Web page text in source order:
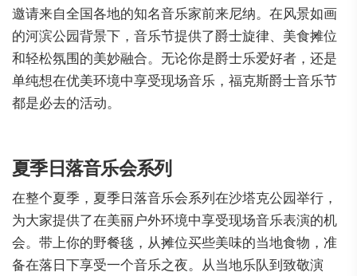
邀请来自全国各地的知名音乐家前来尼纳。在风景如画
的河滨公园背景下，音乐节提供了爵士旋律、美食摊位
和轻松氛围的美妙融合。无论你是爵士乐爱好者，还是
单纯想在优美环境中享受现场音乐，福克斯爵士音乐节
都是必去的活动。
夏季日落音乐会系列
在整个夏季，夏季日落音乐会系列在沙塔克公园举行，
为大家提供了在美丽户外环境中享受现场音乐表演的机
会。带上你的野餐毯，从摊位买些美味的当地食物，准
备在落日下享受一个音乐之夜。从当地乐队到致敬演